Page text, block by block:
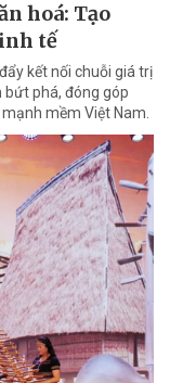
hoá: Tạo
tế
kết nối chuỗi giá trị
bứt phá, đóng góp
mềm Việt Nam.